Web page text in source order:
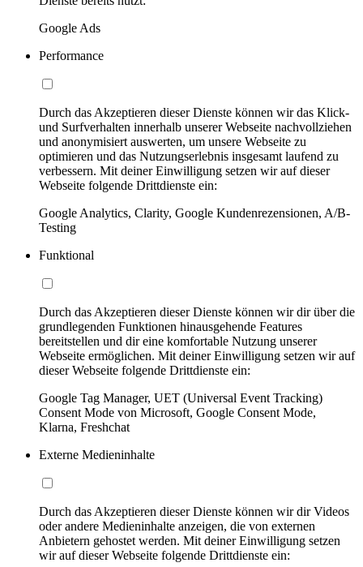
Google Ads
Performance
Durch das Akzeptieren dieser Dienste können wir das Klick-
und Surfverhalten innerhalb unserer Webseite nachvollziehen
und anonymisiert auswerten, um unsere Webseite zu
optimieren und das Nutzungserlebnis insgesamt laufend zu
verbessern. Mit deiner Einwilligung setzen wir auf dieser
Webseite folgende Drittdienste ein:
Google Analytics, Clarity, Google Kundenrezensionen, A/B-
Testing
Funktional
Durch das Akzeptieren dieser Dienste können wir dir über die
grundlegenden Funktionen hinausgehende Features
bereitstellen und dir eine komfortable Nutzung unserer
Webseite ermöglichen. Mit deiner Einwilligung setzen wir auf
dieser Webseite folgende Drittdienste ein:
Google Tag Manager, UET (Universal Event Tracking)
Consent Mode von Microsoft, Google Consent Mode,
Klarna, Freshchat
Externe Medieninhalte
Durch das Akzeptieren dieser Dienste können wir dir Videos
oder andere Medieninhalte anzeigen, die von externen
Anbietern gehostet werden. Mit deiner Einwilligung setzen
wir auf dieser Webseite folgende Drittdienste ein: